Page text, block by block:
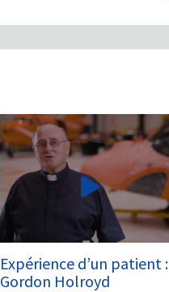
Expérience d’un patient :
Gordon Holroyd